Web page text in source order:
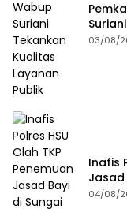
03/08/
Inafis
Jasad
04/08/